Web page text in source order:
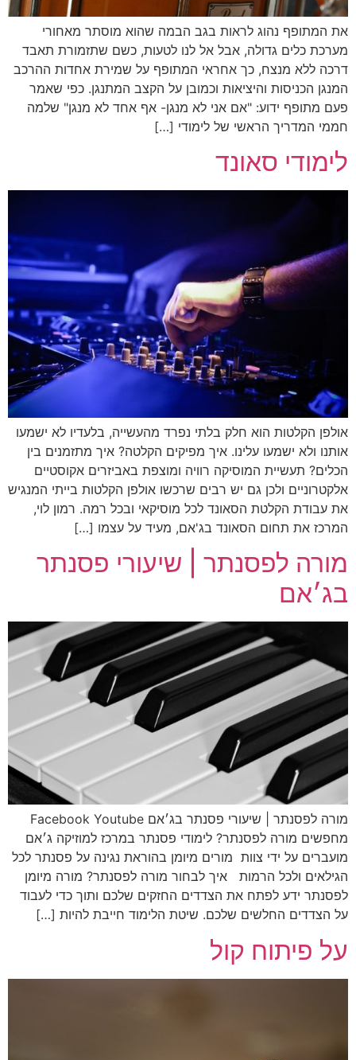
את המתופף נהוג לראות בגב הבמה שהוא מוסתר מאחורי
מערכת כלים גדולה, אבל אל לנו לטעות, כשם שתזמורת תאבד
דרכה ללא מנצח, כך אחראי המתופף על שמירת אחדות ההרכב
המנגן הכניסות והיציאות וכמובן על הקצב המתנגן. כפי שאמר
פעם מתופף ידוע: "אם אני לא מנגן- אף אחד לא מנגן" שלמה
חממי המדריך הראשי של לימודי […]
לימודי סאונד
אולפן הקלטות הוא חלק בלתי נפרד מהעשייה, בלעדיו לא ישמעו
אותנו ולא ישמעו עלינו. איך מפיקים הקלטה? איך מתזמנים בין
הכלים? תעשיית המוסיקה רוויה ומוצפת באביזרים אקוסטיים
אלקטרוניים ולכן גם יש רבים שרכשו אולפן הקלטות בייתי המנגיש
את עבודת הקלטת הסאונד לכל מוסיקאי ובכל רמה. רמון לוי,
המרכז את תחום הסאונד בג'אם, מעיד על עצמו […]
מורה לפסנתר | שיעורי פסנתר
בג׳אם
מורה לפסנתר | שיעורי פסנתר בג׳אם Facebook Youtube
מחפשים מורה לפסנתר? לימודי פסנתר במרכז למוזיקה ג׳אם
מועברים על ידי צוות מורים מיומן בהוראת נגינה על פסנתר לכל
הגילאים ולכל הרמות איך לבחור מורה לפסנתר? מורה מיומן
לפסנתר ידע לפתח את הצדדים החזקים שלכם ותוך כדי לעבוד
על הצדדים החלשים שלכם. שיטת הלימוד חייבת להיות […]
על פיתוח קול